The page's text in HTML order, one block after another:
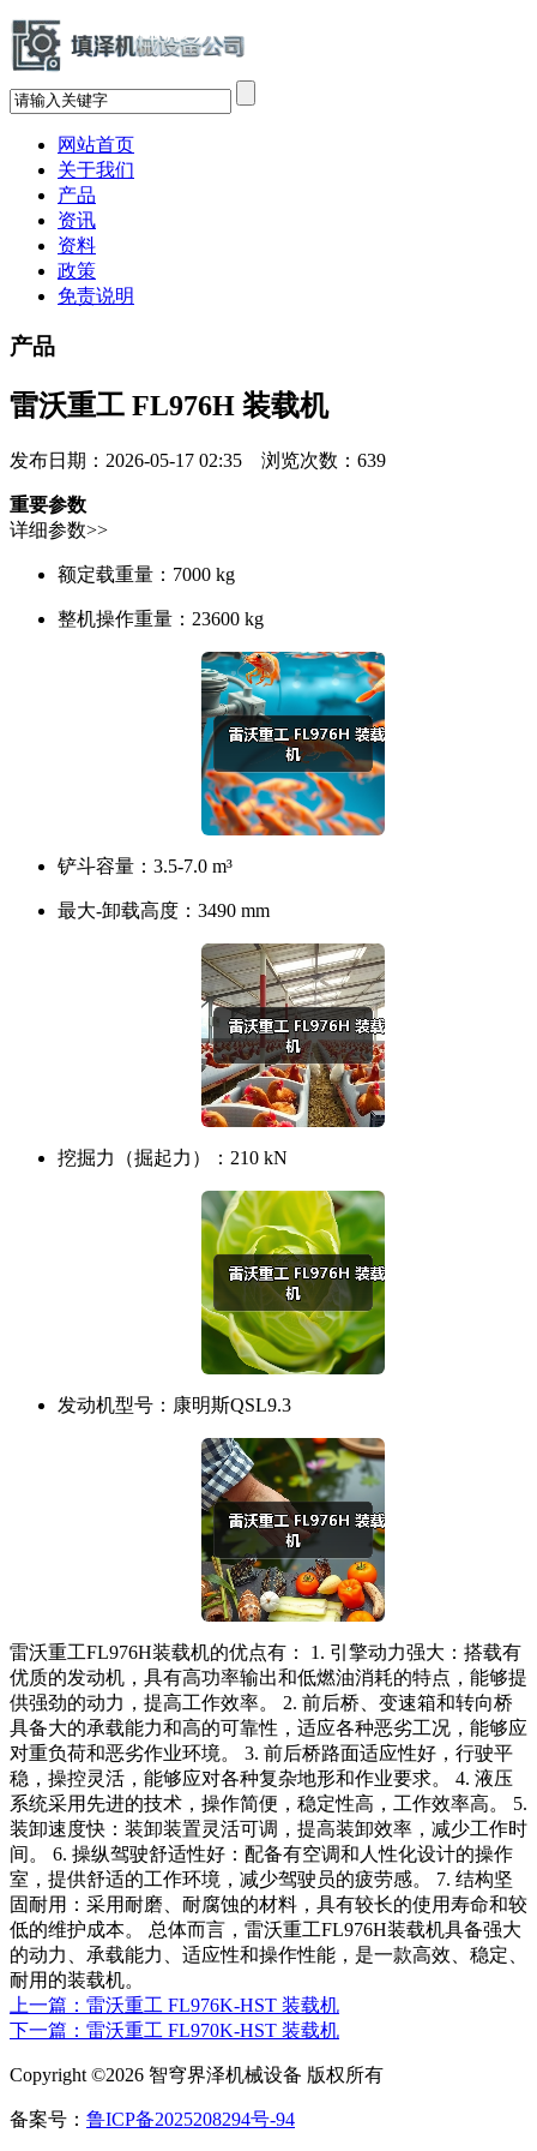
网站首页
关于我们
产品
资讯
资料
政策
免责说明
产品
雷沃重工 FL976H 装载机
发布日期：2026-05-17 02:35 浏览次数： 639
重要参数
详细参数>>
额定载重量： 7000 kg
整机操作重量： 23600 kg
铲斗容量： 3.5-7.0 m³
最大-卸载高度： 3490 mm
挖掘力（掘起力）： 210 kN
发动机型号： 康明斯QSL9.3
雷沃重工FL976H装载机的优点有： 1. 引擎动力强大：搭载有
优质的发动机，具有高功率输出和低燃油消耗的特点，能够提
供强劲的动力，提高工作效率。 2. 前后桥、变速箱和转向桥
具备大的承载能力和高的可靠性，适应各种恶劣工况，能够应
对重负荷和恶劣作业环境。 3. 前后桥路面适应性好，行驶平
稳，操控灵活，能够应对各种复杂地形和作业要求。 4. 液压
系统采用先进的技术，操作简便，稳定性高，工作效率高。 5.
装卸速度快：装卸装置灵活可调，提高装卸效率，减少工作时
间。 6. 操纵驾驶舒适性好：配备有空调和人性化设计的操作
室，提供舒适的工作环境，减少驾驶员的疲劳感。 7. 结构坚
固耐用：采用耐磨、耐腐蚀的材料，具有较长的使用寿命和较
低的维护成本。 总体而言，雷沃重工FL976H装载机具备强大
的动力、承载能力、适应性和操作性能，是一款高效、稳定、
耐用的装载机。
上一篇：雷沃重工 FL976K-HST 装载机
下一篇：雷沃重工 FL970K-HST 装载机
Copyright ©2026 智穹界泽机械设备 版权所有
备案号： 鲁ICP备2025208294号-94